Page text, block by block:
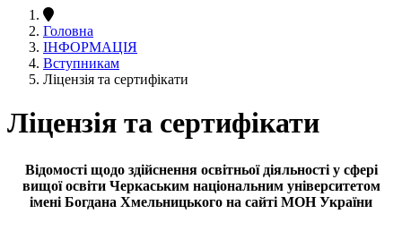
Головна
ІНФОРМАЦІЯ
Вступникам
Ліцензія та сертифікати
Ліцензія та сертифікати
Відомості щодо здійснення освітньої діяльності у сфері
вищої освіти Черкаським національним університетом
імені Богдана Хмельницького на сайті МОН України